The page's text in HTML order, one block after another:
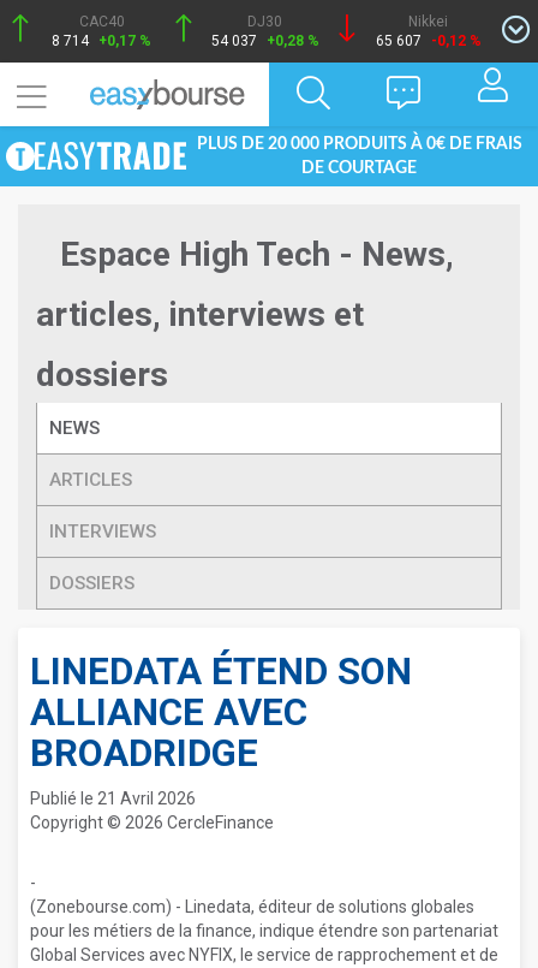
CAC40
8 714 +0,17 %
DJ30
54 037
+0,28 %
Nikkei
65 607
-0,12 %
PLUS DE 20 000 PRODUITS À 0€ DE FRAIS
DE COURTAGE
Espace High Tech - News,
articles, interviews et
dossiers
NEWS
ARTICLES
INTERVIEWS
DOSSIERS
LINEDATA ÉTEND SON
ALLIANCE AVEC
BROADRIDGE
Publié le 21 Avril 2026
Copyright © 2026 CercleFinance
-
(Zonebourse.com) - Linedata, éditeur de solutions globales
pour les métiers de la finance, indique étendre son partenariat
Global Services avec NYFIX, le service de rapprochement et de